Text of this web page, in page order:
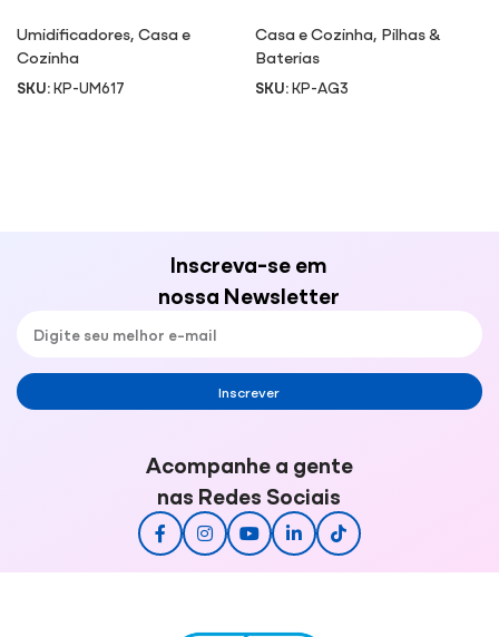
Umidificadores,Casa e
Cozinha
SKU:KP-UM617
Casa e Cozinha, Pilhas &
Baterias
SKU:KP-AG3
Inscreva-se em
nossa Newsletter
Inscrever
Acompanhe a gente
nas Redes Sociais